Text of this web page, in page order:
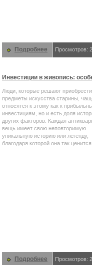
Подробнее Просмотров:
Инвестиции в живопись:
Люди, которые решают приобрести
предметы искусства старины,
относятся к этому как к
инвестициям, но и есть доля
других факторов. Каждая
вещь имеет свою неповторимую
уникальную историю или легенду,
благодаря которой она так
Подробнее Просмотров: